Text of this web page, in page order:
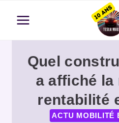
contenu
Quel
a affiché la
rentabilité
ACTU MOBILITÉ